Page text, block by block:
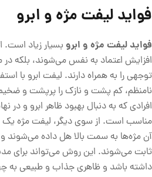
فواید لیفت مژه و ابرو
فواید لیفت مژه و ابرو بسیار زیاد است.
افزایش اعتماد به نفس می‌شوند، بلکه
توجهی را به همراه دارند. لیفت ابرو با
نامنظم، کم پشت و نازک را پرپشت و
افرادی که به دنبال بهبود ظاهر ابرو و در
مناسب است. از سوی دیگر، لیفت مژه
آن مژه‌ها به سمت بالا هل داده می‌شوند و
داشته باشد و ظاهری جذاب و طبیعی به